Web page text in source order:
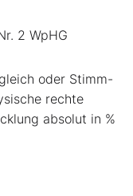
2 WpHG
oder Stimm-
rechte
absolut in %